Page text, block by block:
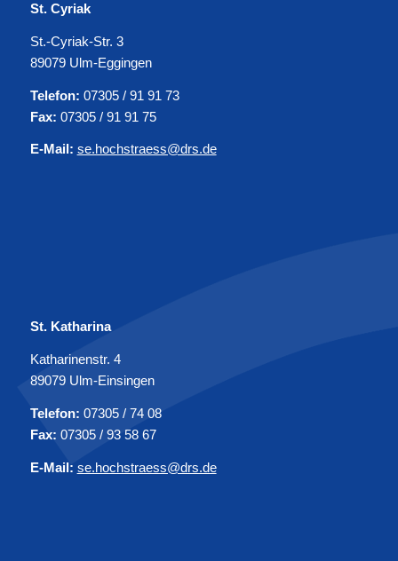
St. Cyriak
St.-Cyriak-Str. 3
89079 Ulm-Eggingen
Telefon: 07305 / 91 91 73
Fax: 07305 / 91 91 75
E-Mail: se.hochstraess@drs.de
St. Katharina
Katharinenstr. 4
89079 Ulm-Einsingen
Telefon: 07305 / 74 08
Fax: 07305 / 93 58 67
E-Mail: se.hochstraess@drs.de